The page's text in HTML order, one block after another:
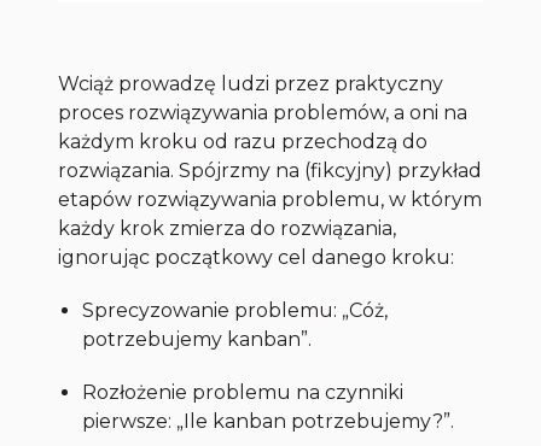
Wciąż prowadzę ludzi przez praktyczny
proces rozwiązywania problemów, a oni na
każdym kroku od razu przechodzą do
rozwiązania. Spójrzmy na (fikcyjny) przykład
etapów rozwiązywania problemu, w którym
każdy krok zmierza do rozwiązania,
ignorując początkowy cel danego kroku:
Sprecyzowanie problemu: „Cóż,
potrzebujemy kanban”.
Rozłożenie problemu na czynniki
pierwsze: „Ile kanban potrzebujemy?”.